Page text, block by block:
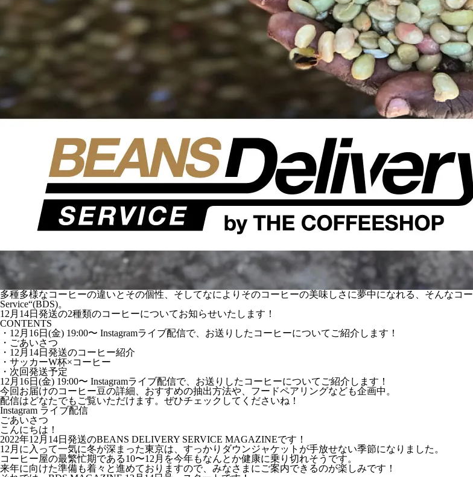
多種多様なコーヒーの違いとその個性、そしてなによりそのコーヒーの美味しさに夢中になれる、そんなコ
Service“(BDS)。
12月14日発送の2種類のコーヒーについてお知らせいたします！
CONTENTS
・12月16日(金) 19:00〜 Instagramライブ配信で、お送りしたコーヒーについてご紹介します！
・ごあいさつ
・12月14日発送のコーヒー紹介
・サッカーW杯×コーヒー
・次回発送予定
12月16日(金) 19:00〜 Instagramライブ配信で、お送りしたコーヒーについてご紹介します！
今回お届けのコーヒー豆の詳細、おすすめの抽出方法や、フードペアリングなども企画中。
配信はどなたでもご覧いただけます。ぜひチェックしてくださいね！
Instagram ライブ配信
ごあいさつ
こんにちは！
2022年12月14日発送のBEANS DELIVERY SERVICE MAGAZINEです！
12月に入って一気に冬が深まった東京は、すっかりダウンジャケットが手放せない季節になりました。
コーヒー屋の最繁忙期である10〜12月を今年もなんとか健康に乗り切れそうです。
来年に向けた準備も着々と進めておりますので、みなさまにご案内できるのが楽しみです！